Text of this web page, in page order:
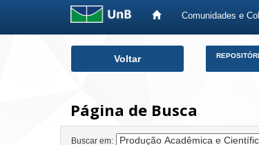
Comunidades e
Voltar
Página de Busca
Buscar em: